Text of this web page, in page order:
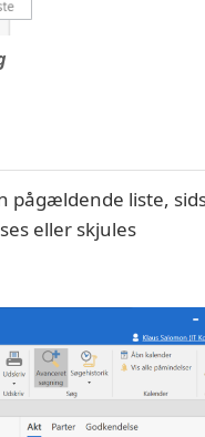
pågældende liste,
eller skjules